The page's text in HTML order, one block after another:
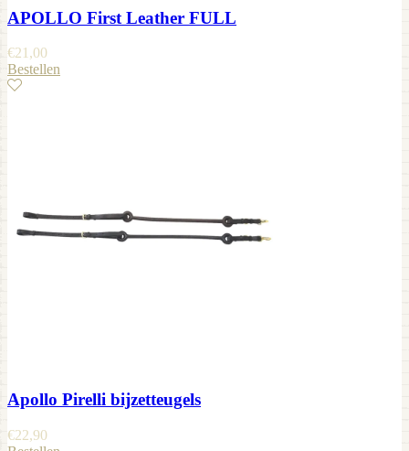
APOLLO First Leather FULL
€21,00
Bestellen
Apollo Pirelli bijzetteugels
€22,90